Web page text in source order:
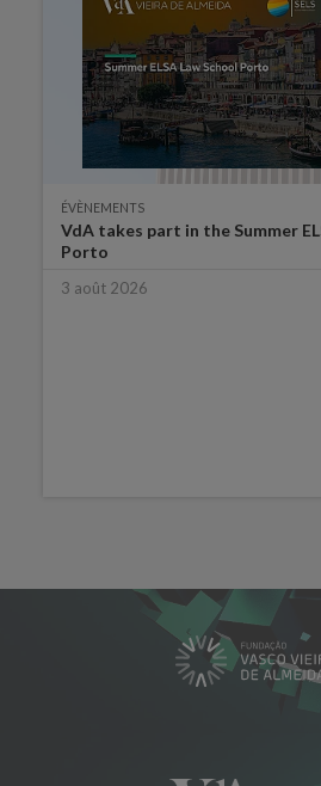
ÉVÈNEMENTS
VdA takes part in the Summer
Porto
3 août 2026